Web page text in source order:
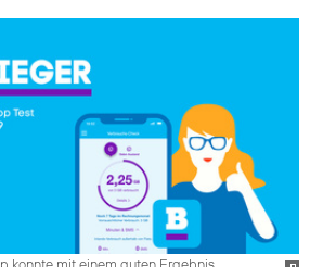
konnte mit einem guten Ergebnis